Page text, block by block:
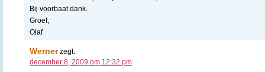
Bij voorbaat dank.
Groet,
Olaf
Wernerzegt:
december 8, 2009 om 12:32 pm